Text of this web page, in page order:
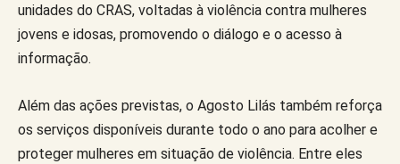
unidades do CRAS, voltadas à violência contra mulheres
jovens e idosas, promovendo o diálogo e o acesso à
informação.
Além das ações previstas, o Agosto Lilás também reforça
os serviços disponíveis durante todo o ano para acolher e
proteger mulheres em situação de violência. Entre eles